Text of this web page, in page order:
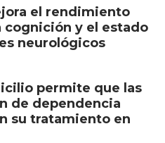
el rendimiento
cognición y el estado
neurológicos
permite que las
de dependencia
su tratamiento en